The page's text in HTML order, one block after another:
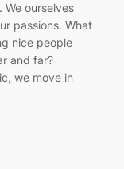
ourselves
passions. What
nice people
and far?
we move in